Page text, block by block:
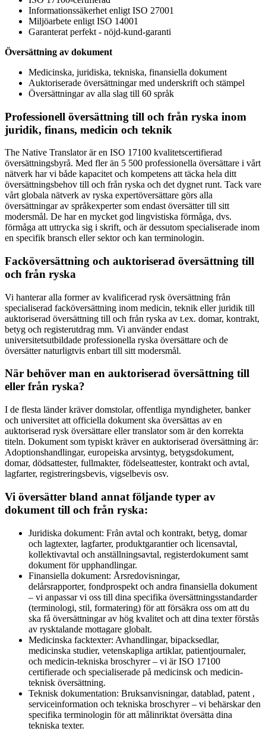
Informationssäkerhet enligt ISO 27001
Miljöarbete enligt ISO 14001
Garanterat perfekt - nöjd-kund-garanti
Översättning av dokument
Medicinska, juridiska, tekniska, finansiella dokument
Auktoriserade översättningar med underskrift och stämpel
Översättningar av alla slag till 60 språk
Professionell översättning till och från ryska inom
juridik, finans, medicin och teknik
The Native Translator är en ISO 17100 kvalitetscertifierad
översättningsbyrå. Med fler än 5 500 professionella översättare i vårt
nätverk har vi både kapacitet och kompetens att täcka hela ditt
översättningsbehov till och från ryska och det dygnet runt. Tack vare
vårt globala nätverk av ryska expertöversättare görs alla
översättningar av språkexperter som endast översätter till sitt
modersmål. De har en mycket god lingvistiska förmåga, dvs.
förmåga att uttrycka sig i skrift, och är dessutom specialiserade inom
en specifik bransch eller sektor och kan terminologin.
Facköversättning och auktoriserad översättning till
och från ryska
Vi hanterar alla former av kvalificerad rysk översättning från
specialiserad facköversättning inom medicin, teknik eller juridik till
auktoriserad översättning till och från ryska av t.ex. domar, kontrakt,
betyg och registerutdrag mm. Vi använder endast
universitetsutbildade professionella ryska översättare och de
översätter naturligtvis enbart till sitt modersmål.
När behöver man en auktoriserad översättning till
eller från ryska?
I de flesta länder kräver domstolar, offentliga myndigheter, banker
och universitet att officiella dokument ska översättas av en
auktoriserad rysk översättare eller translator som är den korrekta
titeln. Dokument som typiskt kräver en auktoriserad översättning är:
Adoptionshandlingar, europeiska arvsintyg, betygsdokument,
domar, dödsattester, fullmakter, födelseattester, kontrakt och avtal,
lagfarter, registreringsbevis, vigselbevis osv.
Vi översätter bland annat följande typer av
dokument till och från ryska:
Juridiska dokument: Från avtal och kontrakt, betyg, domar
och lagtexter, lagfarter, produktgarantier och licensavtal,
kollektivavtal och anställningsavtal, registerdokument samt
dokument för upphandlingar.
Finansiella dokument: Årsredovisningar,
delårsrapporter, fondprospekt och andra finansiella dokument
– vi anpassar vi oss till dina specifika översättningsstandarder
(terminologi, stil, formatering) för att försäkra oss om att du
ska få översättningar av hög kvalitet och att dina texter förstås
av rysktalande mottagare globalt.
Medicinska facktexter: Avhandlingar, bipacksedlar,
medicinska studier, vetenskapliga artiklar, patientjournaler,
och medicin-tekniska broschyrer – vi är ISO 17100
certifierade och specialiserade på medicinsk och medicin-
teknisk översättning.
Teknisk dokumentation: Bruksanvisningar, datablad, patent ,
serviceinformation och tekniska broschyrer – vi behärskar den
specifika terminologin för att målinriktat översätta dina
tekniska texter.